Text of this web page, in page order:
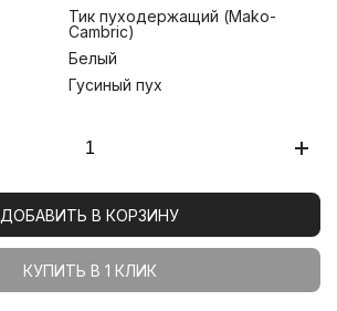
Тик пуходержащий (Mako-
Cambric)
Белый
Гусиный пух
ДОБАВИТЬ В КОРЗИНУ
КУПИТЬ В 1 КЛИК